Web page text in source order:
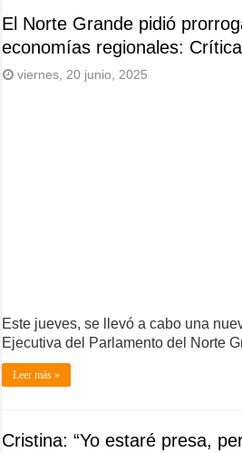
El Norte Grande pidió
economías regionales:
viernes, 20 junio, 2025
Este jueves, se llevó a cabo una
Ejecutiva del Parlamento del Norte
Leer más »
Cristina: “Yo estaré presa,